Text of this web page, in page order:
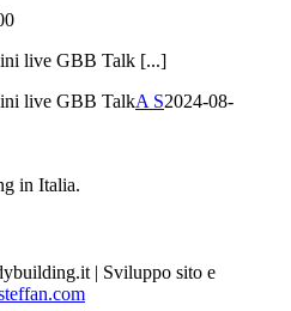
live GBB Talk [...]
live GBB TalkA S2024-08-
in Italia.
| Sviluppo sito e